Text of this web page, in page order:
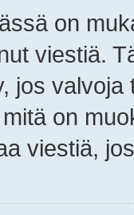
on
viestiä.
jos
on
viestiä,